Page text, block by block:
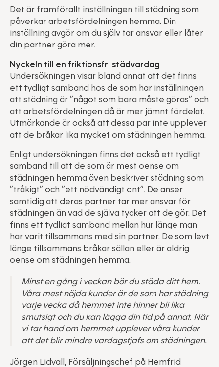
Det är framförallt inställningen till städning som
påverkar arbetsfördelningen hemma. Din
inställning avgör om du själv tar ansvar eller låter
din partner göra mer.
Nyckeln till en friktionsfri städvardag
Undersökningen visar bland annat att det finns
ett tydligt samband hos de som har inställningen
att städning är ”något som bara måste göras” och
att arbetsfördelningen då är mer jämnt fördelat.
Utmärkande är också att dessa par inte upplever
att de bråkar lika mycket om städningen hemma.
Enligt undersökningen finns det också ett tydligt
samband till att de som är mest oense om
städningen hemma även beskriver städning som
”tråkigt” och ”ett nödvändigt ont”. De anser
samtidig att deras partner tar mer ansvar för
städningen än vad de själva tycker att de gör. Det
finns ett tydligt samband mellan hur länge man
har varit tillsammans med sin partner. De som levt
länge tillsammans bråkar sällan eller är aldrig
oense om städningen hemma.
Minst en gång i veckan bör du städa ditt hem.
Våra mest nöjda kunder är de som har städning
varje vecka då hemmet inte hinner bli lika
smutsigt och du kan lägga din tid på annat. När
vi tar hand om hemmet upplever våra kunder
att det blir mindre vardagstjafs om städningen.
Jörgen Lidvall, Försäljningschef på Hemfrid